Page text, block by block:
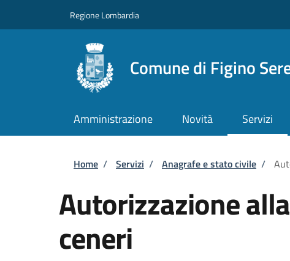
Regione Lombardia
Comune di Figino
Amministrazione Novità Servizi
Briciole di pane
Home / Servizi / Anagrafe e stato civile /
Autorizzazione
ceneri